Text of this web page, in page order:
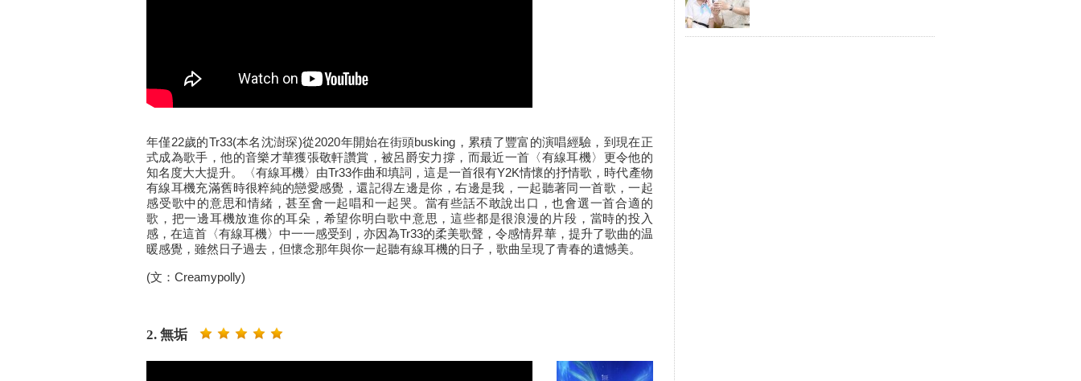
年僅22歲的Tr33(本名沈澍琛)從2020年開始在街頭busking，累積了豐富的演唱經驗，到現在正
式成為歌手，他的音樂才華獲張敬軒讚賞，被呂爵安力撐，而最近一首〈有線耳機〉更令他的
知名度大大提升。〈有線耳機〉由Tr33作曲和填詞，這是一首很有Y2K情懷的抒情歌，時代產物
有線耳機充滿舊時很粹純的戀愛感覺，還記得左邊是你，右邊是我，一起聽著同一首歌，一起
感受歌中的意思和情緒，甚至會一起唱和一起哭。當有些話不敢說出口，也會選一首合適的
歌，把一邊耳機放進你的耳朵，希望你明白歌中意思，這些都是很浪漫的片段，當時的投入
感，在這首〈有線耳機〉中一一感受到，亦因為Tr33的柔美歌聲，令感情昇華，提升了歌曲的温
暖感覺，雖然日子過去，但懷念那年與你一起聽有線耳機的日子，歌曲呈現了青春的遺憾美。
(文：Creamypolly)
2. 無垢